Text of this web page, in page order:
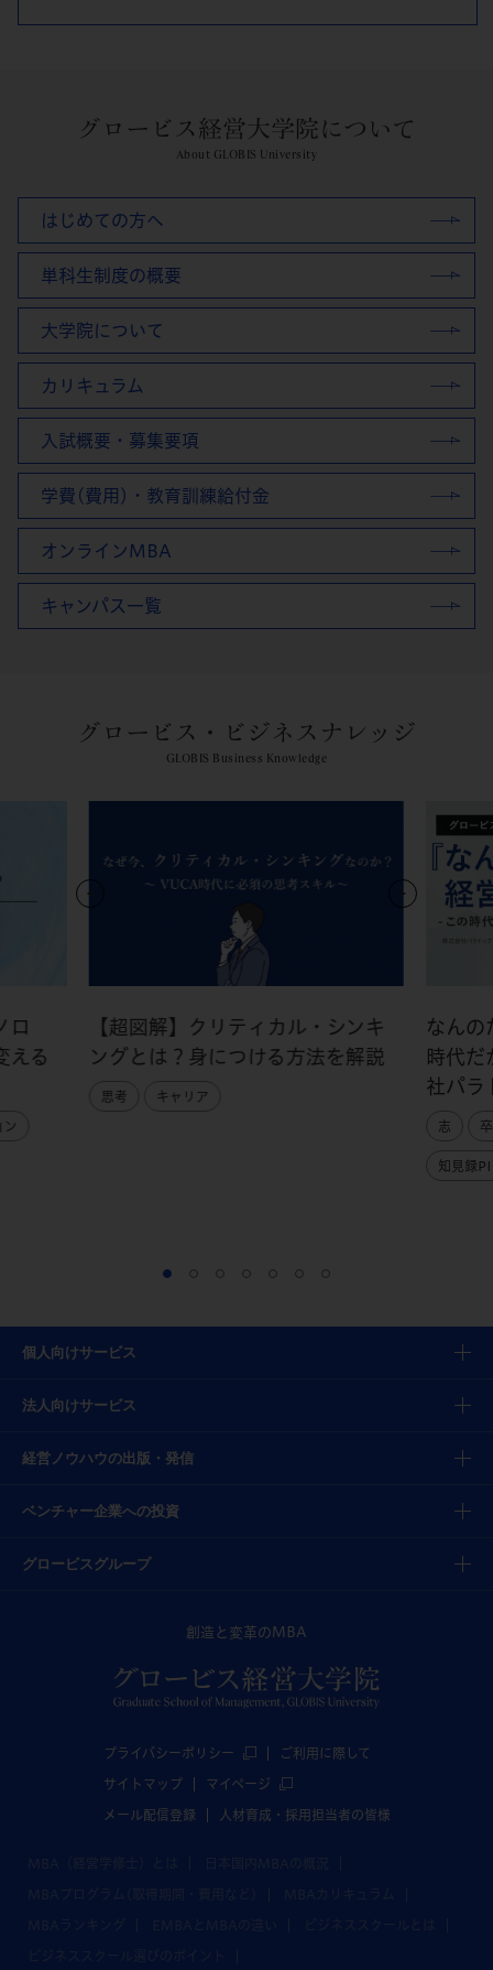
グロービス経営大学院について
About GLOBIS University
はじめての方へ
単科生制度の概要
大学院について
カリキュラム
入試概要・募集要項
学費(費用)・教育訓練給付金
オンラインMBA
キャンパス一覧
グロービス・ビジネスナレッジ
GLOBIS Business Knowledge
ロ
える
ン
【超図解】クリティカル・シンキ
ングとは？身につける方法を解説
思考 キャリア
なんの
時代だ
社パラ
志
知見録
個人向けサービス
法人向けサービス
経営ノウハウの出版・発信
ベンチャー企業への投資
グロービスグループ
創造と変革のMBA
プライバシーポリシー ご利用に際して
サイトマップ マイページ
メール配信登録 人材育成・採用担当者の皆様